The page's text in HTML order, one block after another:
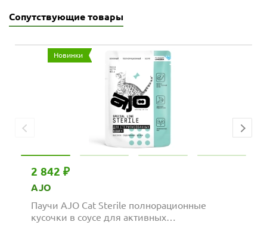
Сопутствующие товары
Новинки
2 842 ₽
AJO
Паучи AJO Cat Sterile полнорационные
кусочки в соусе для активных